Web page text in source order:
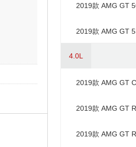
2019款 AMG GT
2019款 AMG GT
4.0L
2019款 AMG GT C
2019款 AMG GT
2019款 AMG GT R